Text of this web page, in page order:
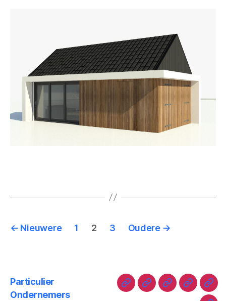
← Nieuwere 1 2 3 Oudere →
Particulier
Ondernemers